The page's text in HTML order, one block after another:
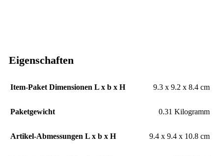
Eigenschaften
Item-Paket Dimensionen L x b x H ‎9.3 x 9.2 x 8.4 cm
Paketgewicht ‎0.31 Kilogramm
Artikel-Abmessungen L x b x H ‎9.4 x 9.4 x 10.8 cm